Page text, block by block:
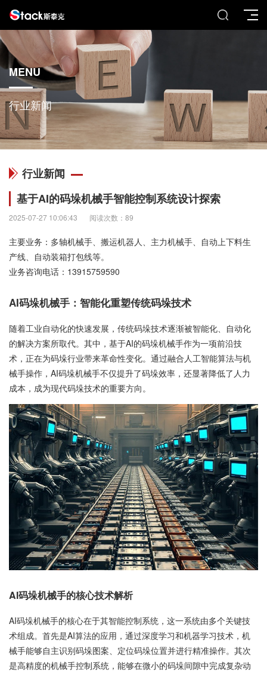
MENU
行业新闻
行业新闻
基于AI的码垛机械手智能控制系统设计探索
2025-07-27 10:06:43 阅读次数：89
主要业务：多轴机械手、搬运机器人、主力机械手、自动上下料生
产线、自动装箱打包线等。
业务咨询电话： 13915759590
AI码垛机械手：智能化重塑传统码垛技术
随着工业自动化的快速发展，传统码垛技术逐渐被智能化、自动化
的解决方案所取代。其中，基于AI的码垛机械手作为一项前沿技
术，正在为码垛行业带来革命性变化。通过融合人工智能算法与机
械手操作，AI码垛机械手不仅提升了码垛效率，还显著降低了人力
成本，成为现代码垛技术的重要方向。
AI码垛机械手的核心技术解析
AI码垛机械手的核心在于其智能控制系统，这一系统由多个关键技
术组成。首先是AI算法的应用，通过深度学习和机器学习技术，机
械手能够自主识别码垛图案、定位码垛位置并进行精准操作。其次
是高精度的机械手控制系统，能够在微小的码垛间隙中完成复杂动